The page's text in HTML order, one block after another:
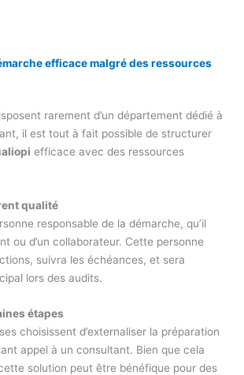
efficace malgré des ressources
rarement d’un département dédié à
il est tout à fait possible de structurer
efficace avec des ressources
qualité
responsable de la démarche, qu’il
ou d’un collaborateur. Cette personne
suivra les échéances, et sera
lors des audits.
étapes
choisissent d’externaliser la préparation
appel à un consultant. Bien que cela
solution peut être bénéfique pour des